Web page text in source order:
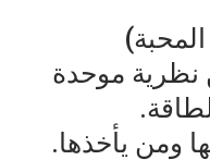
نظرية موحدة
ومن يأخذها.